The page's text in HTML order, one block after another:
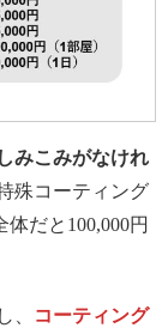
みこみがなけれ
殊コーティング
だと100,000円
、
コーティング